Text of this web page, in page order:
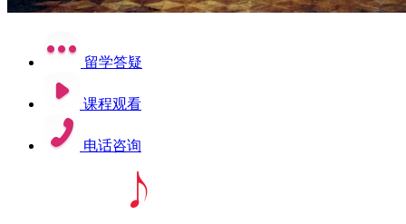
留学答疑
课程观看
电话咨询